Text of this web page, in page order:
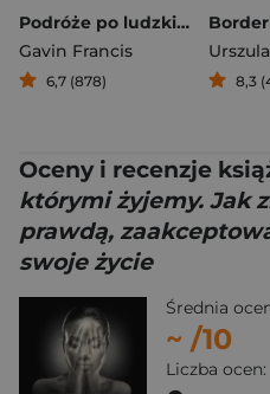
Podróże po ludzkim ciele
Gavin Francis
6,7 (878) 8,3
Oceny i recenzje
którymi żyjemy. Jak
prawdą,
swoje życie
Średnia
~ /10
Liczba ocen: